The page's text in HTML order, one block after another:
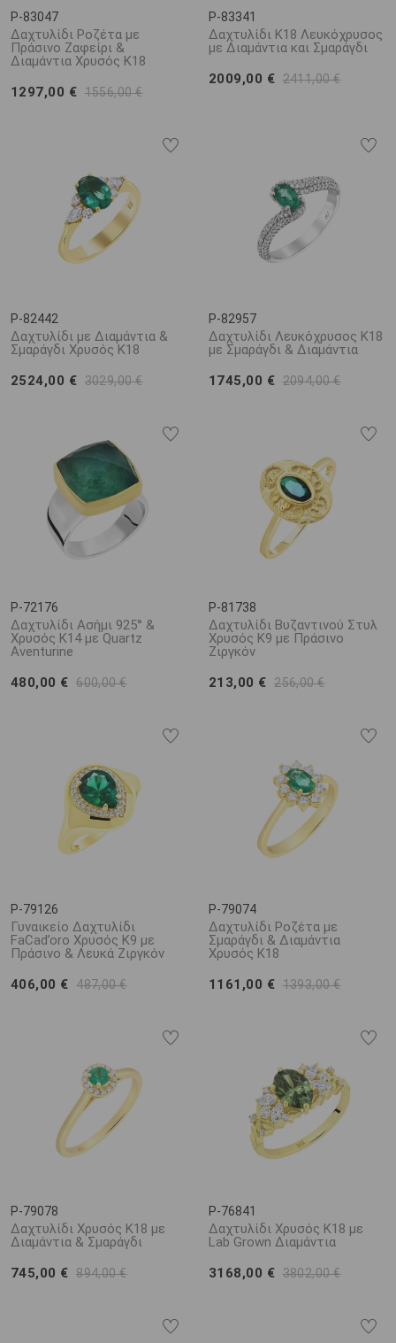
P-83047
Δαχτυλίδι Ροζέτα με
Πράσινο Ζαφείρι &
Διαμάντια Χρυσός K18
1297,00 € 1556,00 €
P-83341
Δαχτυλίδι Κ18 Λευκόχρυσος
με Διαμάντια και Σμαράγδι
2009,00 € 2411,00 €
P-82442
Δαχτυλίδι με Διαμάντια &
Σμαράγδι Χρυσός K18
2524,00 € 3029,00 €
P-82957
Δαχτυλίδι Λευκόχρυσος K18
με Σμαράγδι & Διαμάντια
1745,00 € 2094,00 €
P-72176
Δαχτυλίδι Ασήμι 925° &
Χρυσός Κ14 με Quartz
Aventurine
480,00 € 600,00 €
P-81738
Δαχτυλίδι Βυζαντινού Στυλ
Χρυσός K9 με Πράσινο
Ζιργκόν
213,00 € 256,00 €
P-79126
Γυναικείο Δαχτυλίδι
FaCad’oro Χρυσός Κ9 με
Πράσινο & Λευκά Ζιργκόν
406,00 € 487,00 €
P-79074
Δαχτυλίδι Ροζέτα με
Σμαράγδι & Διαμάντια
Χρυσός K18
1161,00 € 1393,00 €
P-79078
Δαχτυλίδι Χρυσός Κ18 με
Διαμάντια & Σμαράγδι
745,00 € 894,00 €
P-76841
Δαχτυλίδι Χρυσός Κ18 με
Lab Grown Διαμάντια
3168,00 € 3802,00 €